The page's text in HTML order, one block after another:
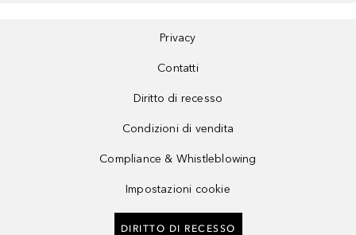
Privacy
Contatti
Diritto di recesso
Condizioni di vendita
Compliance & Whistleblowing
Impostazioni cookie
DIRITTO DI RECESSO